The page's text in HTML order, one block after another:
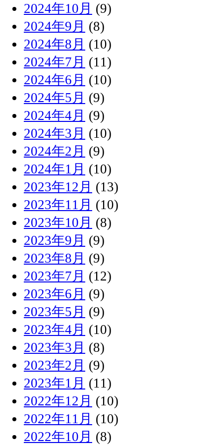
2024年10月 (9)
2024年9月 (8)
2024年8月 (10)
2024年7月 (11)
2024年6月 (10)
2024年5月 (9)
2024年4月 (9)
2024年3月 (10)
2024年2月 (9)
2024年1月 (10)
2023年12月 (13)
2023年11月 (10)
2023年10月 (8)
2023年9月 (9)
2023年8月 (9)
2023年7月 (12)
2023年6月 (9)
2023年5月 (9)
2023年4月 (10)
2023年3月 (8)
2023年2月 (9)
2023年1月 (11)
2022年12月 (10)
2022年11月 (10)
2022年10月 (8)